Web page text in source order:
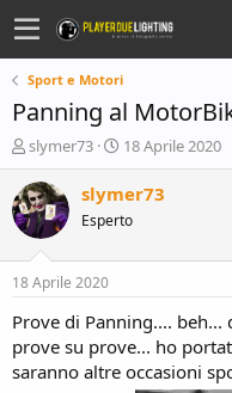
Sport e Motori
Panning al
C
r
e
a
t
e
D
s
c
slymer73
D
a
t
d
i
i
o
18 Aprile 2020
slymer73
Esperto
18 Aprile 2020
Prove di Panning....
prove su prove... ho
saranno altre occasioni